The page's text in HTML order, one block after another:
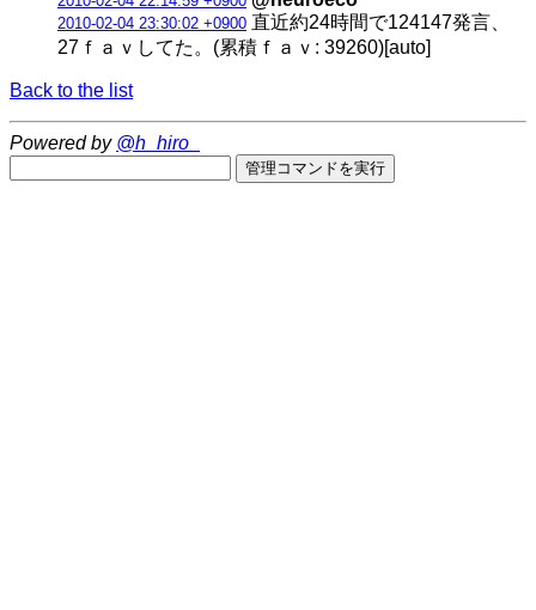
2010-02-04 23:30:02 +0900 直近約24時間で124147発言、
27ｆａｖしてた。(累積ｆａｖ: 39260)[auto]
Back to the list
Powered by @h_hiro_